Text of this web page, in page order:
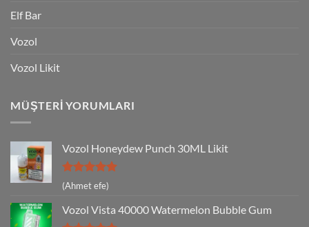
Elf Bar
Vozol
Vozol Likit
MÜŞTERI YORUMLARI
Vozol Honeydew Punch 30ML Likit
5 üzerinden
5
(Ahmet efe)
Vozol Vista 40000 Watermelon Bubble Gum